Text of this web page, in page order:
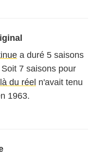
a duré 5 saisons
7 saisons pour
du réel n'avait tenu
1963.